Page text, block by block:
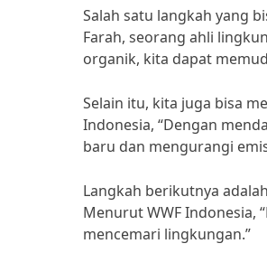
Salah satu langkah yang
Farah, seorang ahli
organik, kita dapat
Selain itu, kita juga bisa
Indonesia, “Dengan
baru dan mengurangi
Langkah berikutnya
Menurut WWF Indonesia,
mencemari lingkungan.”